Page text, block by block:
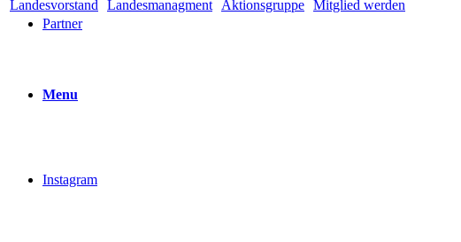
Partner
Menu
Instagram
Landesvorstand
Landesmanagment Aktionsgruppe Mitglied werden